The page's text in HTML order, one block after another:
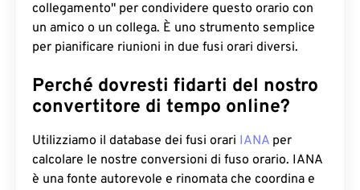
collegamento" per condividere questo orario con
un amico o un collega. È uno strumento semplice
per pianificare riunioni in due fusi orari diversi.
Perché dovresti fidarti del nostro
convertitore di tempo online?
Utilizziamo il database dei fusi orari IANA per
calcolare le nostre conversioni di fuso orario. IANA
è una fonte autorevole e rinomata che coordina e